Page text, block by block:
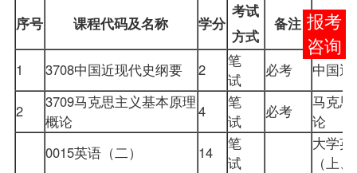
序号 课程代码及名称 学分
考试
方式
备注
1 3708中国近现代史纲要 2
笔
试
必考 中国
2 3709马克思主义基本原理
概论
4
笔
试
必考
马克
论
0015英语（二） 14 笔
试
大学
（上
报考
咨询